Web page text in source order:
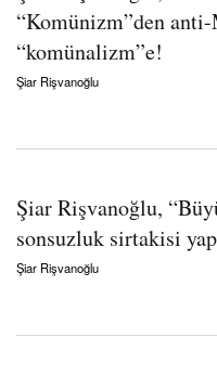
“Komünizm”den
“komünalizm”e!
Şiar Rişvanoğlu
about Şiar Rişvanoğlu, Bookchin’in
Şiar Rişvanoğlu,
sonsuzluk sirtakisi
Şiar Rişvanoğlu
about Şiar Rişvanoğlu, “Büyücü”